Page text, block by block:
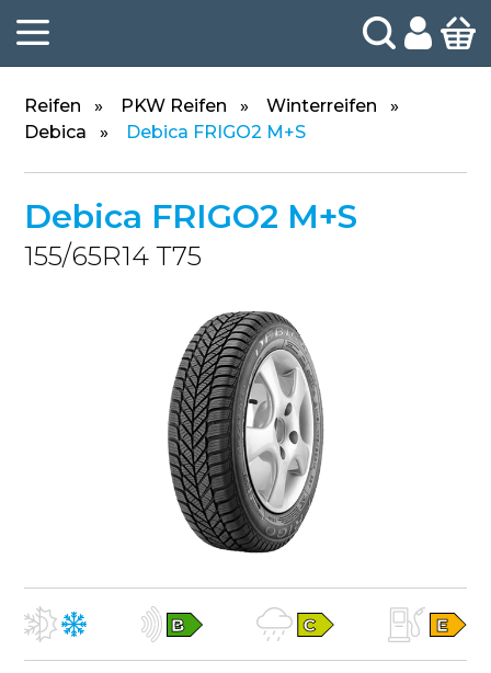
Reifen PKW Reifen
Winterreifen
Debica
Debica FRIGO2 M+S
Debica FRIGO2 M+S
155/65R14 T75